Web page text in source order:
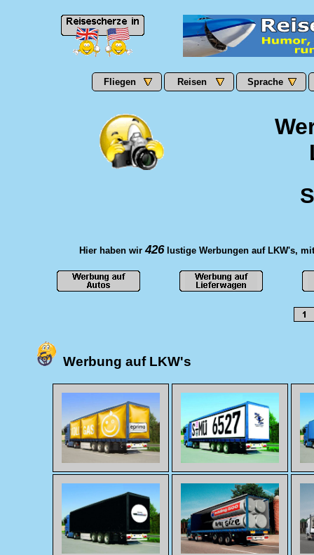
Fliegen Reisen Sprache
Hier haben wir426lustige Werbungen auf LKW's,
Werbung auf LKW's